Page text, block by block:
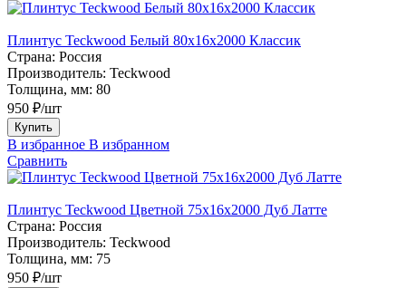
Плинтус Teckwood Белый 80х16х2000 Классик
Страна: Россия
Производитель: Teckwood
Толщина, мм: 80
950 ₽/шт
Купить
В избранное В избранном
Сравнить
Плинтус Teckwood Цветной 75х16х2000 Дуб Латте
Страна: Россия
Производитель: Teckwood
Толщина, мм: 75
950 ₽/шт